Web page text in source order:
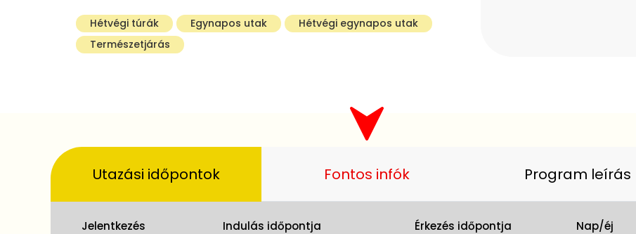
Hétvégi túrák Egynapos utak
Hétvégi egynapos utak
Természetjárás
Utazási időpontok Fontos infók Program leírás
Jelentkezés Indulás időpontja Érkezés időpontja Nap/éj